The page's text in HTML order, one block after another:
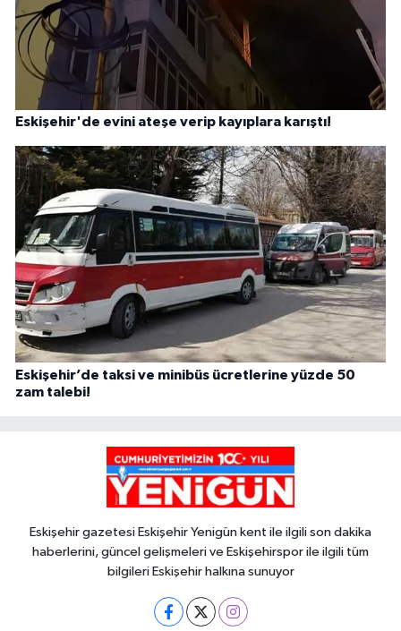
Eskişehir'de evini ateşe verip kayıplara karıştı!
Eskişehir’de taksi ve minibüs ücretlerine yüzde 50
zam talebi!
Eskişehir gazetesi Eskişehir Yenigün kent ile ilgili son dakika
haberlerini, güncel gelişmeleri ve Eskişehirspor ile ilgili tüm
bilgileri Eskişehir halkına sunuyor